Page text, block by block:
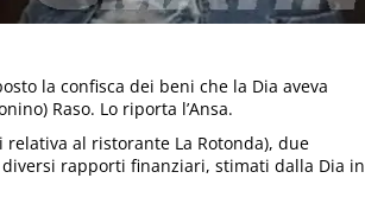
la confisca dei beni che la Dia aveva
Raso. Lo riporta l’Ansa.
al ristorante La Rotonda), due
rapporti finanziari, stimati dalla Dia in